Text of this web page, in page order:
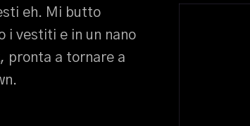
eh. Mi butto
i vestiti e in un nano
pronta a tornare a